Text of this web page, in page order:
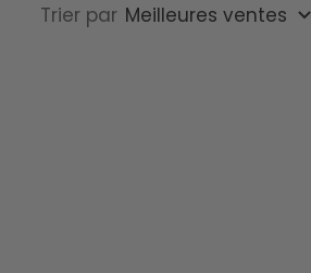
Trier par Meilleures ventes